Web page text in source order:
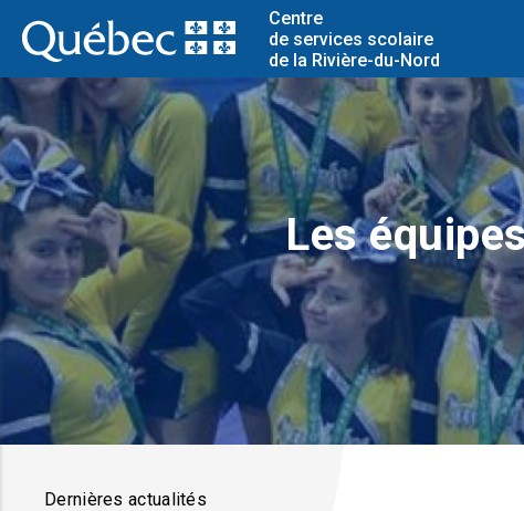
Centre
de services scolaire
de la Rivière-du-Nord
Les
Dernières actualités